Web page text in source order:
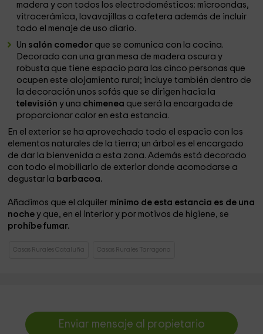
madera y con todos los electrodomésticos: microondas,
vitrocerámica, lavavajillas o cafetera además de incluir
todo el menaje de uso diario.
Un salón comedor que se comunica con la cocina.
Decorado con una gran mesa de madera oscura y
robusta que tiene espacio para las cinco personas que
ocupen este alojamiento rural; incluye también dentro de
la decoración unos sofás que se dirigen hacia la
televisión y una chimenea que será la encargada de
proporcionar calor en esta estancia.
En el exterior se ha aprovechado todo el espacio con los
elementos naturales de la tierra; un árbol es el encargado
de dar la bienvenida a esta zona. Además está decorado
con todo el mobiliario de exterior donde acomodarse a
degustar la barbacoa.
Añadimos que el alquiler mínimo de esta estancia es de una
noche y que, en el interior y por motivos de higiene, se
prohíbe fumar.
Casas Rurales Cataluña Casas Rurales Tarragona
Enviar mensaje al propietario